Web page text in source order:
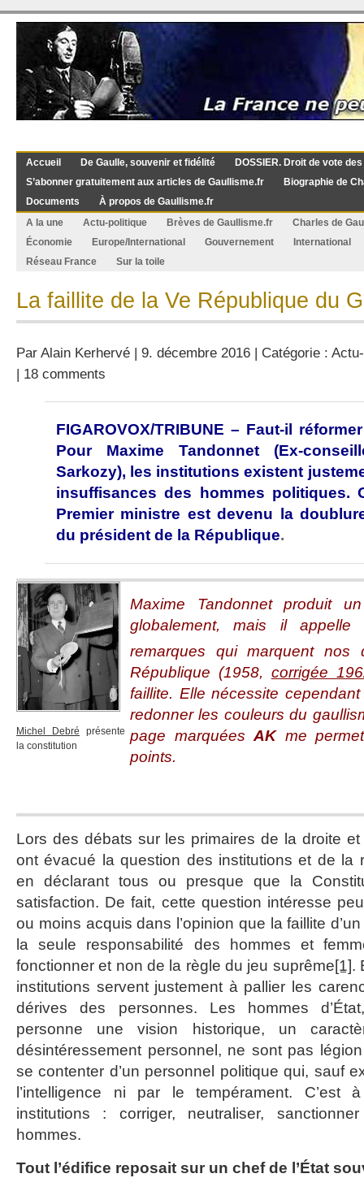
Accueil De Gaulle, souvenir et fidélité
DOSSIER. Droit de vote
S’abonner gratuitement aux articles de Gaullisme.fr
Biographie de
Documents
À propos de Gaullisme.fr
A la une
Actu-politique Brèves de Gaullisme.fr
Charles de
Économie
Europe/International Gouvernement
International
Réseau France
Sur la toile
La faillite de la Ve République du
Par Alain Kerhervé | 9. décembre 2016 | Catégorie :
| 18 comments
FIGAROVOX/TRIBUNE – Faut-il
Pour Maxime Tandonnet (Ex-
Sarkozy), les institutions existent
insuffisances des hommes politiques.
Premier ministre est devenu la
du président de la République.
Michel Debré présente
la constitution
Maxime Tandonnet produit
globalement, mais il
remarques qui marquent nos
République (1958, corrigée
faillite. Elle nécessite
redonner les couleurs du
page marquéesAKme
points.
Lors des débats sur les primaires de la droite
ont évacué la question des institutions et de la
en déclarant tous ou presque que la
satisfaction. De fait, cette question intéresse
ou moins acquis dans l’opinion que la faillite
la seule responsabilité des hommes et
fonctionner et non de la règle du jeu suprême[1].
institutions servent justement à pallier les
dérives des personnes. Les hommes
personne une vision historique, un
désintéressement personnel, ne sont pas
se contenter d’un personnel politique qui, sauf
l’intelligence ni par le tempérament.
institutions : corriger, neutraliser,
hommes.
Tout l’édifice reposait sur un chef de l’État